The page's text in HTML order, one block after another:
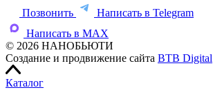
Позвонить
Написать в Telegram
Написать в MAX
© 2026 НАНОБЬЮТИ
Создание и продвижение сайта BTB Digital
Каталог